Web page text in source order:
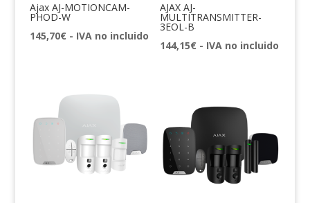
Ajax AJ-MOTIONCAM-
PHOD-W
145,70€ - IVA no incluido
AJAX AJ-
MULTITRANSMITTER-
3EOL-B
144,15€ - IVA no incluido